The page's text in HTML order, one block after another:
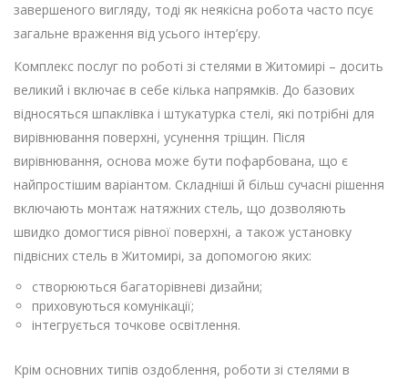
завершеного вигляду, тоді як неякісна робота часто псує
загальне враження від усього інтер’єру.
Комплекс послуг по роботі зі стелями в Житомирі – досить
великий і включає в себе кілька напрямків. До базових
відносяться шпаклівка і штукатурка стелі, які потрібні для
вирівнювання поверхні, усунення тріщин. Після
вирівнювання, основа може бути пофарбована, що є
найпростішим варіантом. Складніші й більш сучасні рішення
включають монтаж натяжних стель, що дозволяють
швидко домогтися рівної поверхні, а також установку
підвісних стель в Житомирі, за допомогою яких:
створюються багаторівневі дизайни;
приховуються комунікації;
інтегрується точкове освітлення.
Крім основних типів оздоблення, роботи зі стелями в